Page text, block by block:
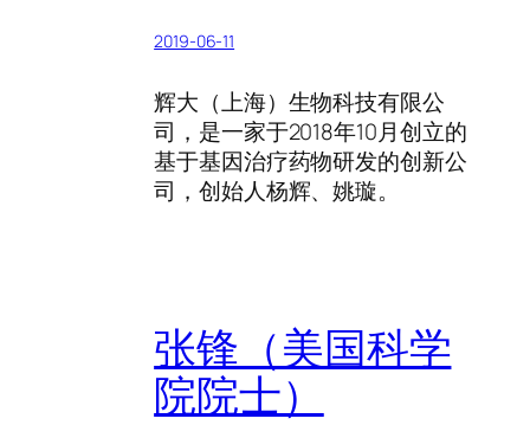
2019-06-11
辉大（上海）生物科技有限公
司，是一家于2018年10月创立的
基于基因治疗药物研发的创新公
司，创始人杨辉、姚璇。
张锋（美国科学
院院士）